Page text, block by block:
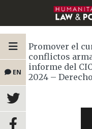
EN
Promover el
conflictos
informe del
2024 –